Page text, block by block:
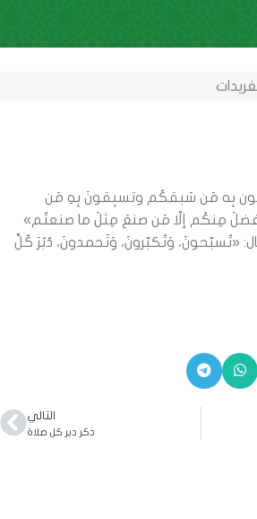
بِه مَن سَبقكُم وتسبِقونَ بِهِ مَن
مِنكُم إلّا مَن صنعَ مِثلَ ما صنعتُم»
«تُسبّحونَ، وَتُكبّرونَ، وَتَحمدونَ، دُبُرَ كُلِّ
التالي
ذكر دبر كل صلاة